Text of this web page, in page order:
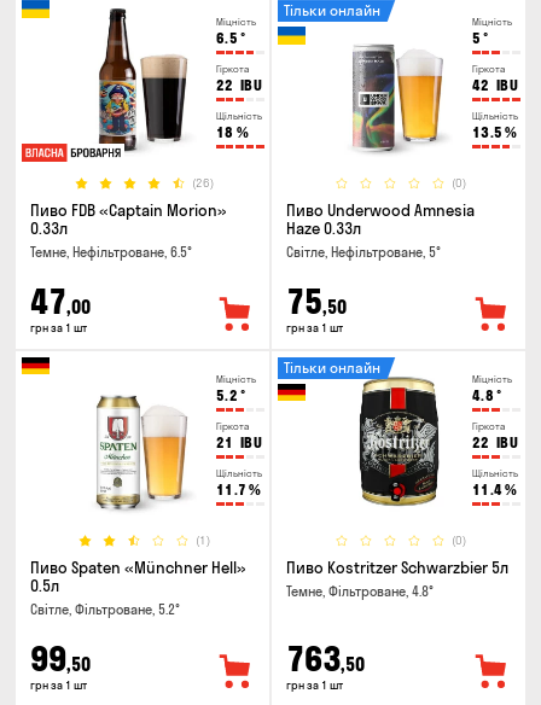
Міцність
6.5 °
Гіркота
22 IBU
Щільність
18 %
(26)
Пиво FDB «Captain Morion»
0.33л
Темне, Нефільтроване, 6.5°
47,00
грн за 1 шт
Міцність
5 °
Гіркота
42 IBU
Щільність
13.5 %
(0)
Тільки онлайн
Пиво Underwood Amnesia
Haze 0.33л
Світле, Нефільтроване, 5°
75,50
грн за 1 шт
Міцність
5.2 °
Гіркота
21 IBU
Щільність
11.7 %
(1)
Пиво Spaten «Münchner Hell»
0.5л
Світле, Фільтроване, 5.2°
99,50
грн за 1 шт
Міцність
4.8 °
Гіркота
22 IBU
Щільність
11.4%
(0)
Тільки онлайн
Пиво Kostritzer Schwarzbier 5л
Темне, Фільтроване, 4.8°
763,50
грн за 1 шт